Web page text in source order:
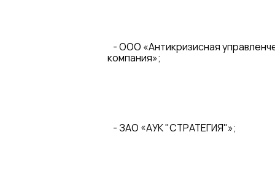
- ООО «Антикризисная
компания»;
- ЗАО «АУК "СТРАТЕГИЯ"»;